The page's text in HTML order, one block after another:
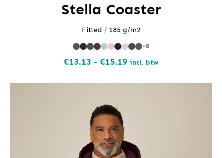
Stella Coaster
Fitted / 185 g/m2
+8
€13.13 - €15.19Prijsklasse:
incl. btw